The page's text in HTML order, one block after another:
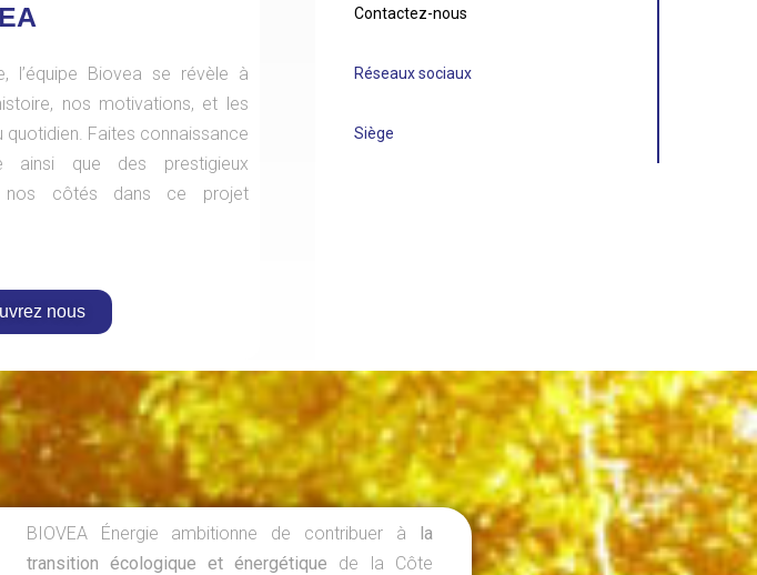
l’équipe Biovea se révèle à
nos motivations, et les
quotidien. Faites connaissance
ainsi que des prestigieux
nos côtés dans ce projet
nous
Contactez-nous
Réseaux sociaux
Siège
BIOVEA Énergie ambitionne de contribuer à la
transition écologique et énergétique de la Côte